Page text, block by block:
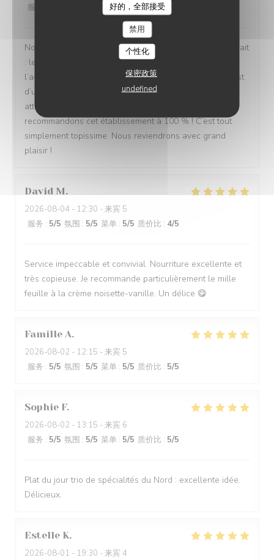
好的，全部接受
禁用
个性化
保密政策
undefined
服务
菜单:5 /5 质价比:
Nous avons passé un excellent moment ! Tout était parfait
: les repas étaient délicieux, le service irréprochable, et
l’accueil d’une chaleur exceptionnelle. Toute l’équipe est
d’une grande gentillesse, avec de nombreuses petites
attentions qui font vraiment la différence. Nous
recommandons cet établissement à 100 % ! C’est tout
simplement topissime. Nous reviendrons avec grand
plaisir !
David M
2026-08-04 - 12:30 - 来宾 5
服务 : 5/5 氛围 : 5/5 菜单 : 5/5 质价比 : 4/5
Service impeccable et convivial. Nourriture excellente et
très copieuse. Je recommande particulièrement le mille
feuille à la crème noisette-vanille. Un délice 😋
Famille A
2026-08-02 - 12:15 - 来宾 5
服务 : 5/5 氛围 : 5/5 菜单 : 5/5 质价比 : 5/5
Sophie F
2026-08-02 - 13:15 - 来宾 6
服务 : 5/5 氛围 : 5/5 菜单 : 5/5 质价比 : 5/5
Plat du jour trio de spécialités du Nord : excellente idée.
Délicieux.
Estelle K
2026-08-01 - 19:30 - 来宾 4